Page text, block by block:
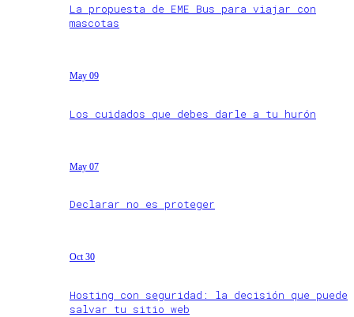
La propuesta de EME Bus para viajar con
mascotas
May 09
Los cuidados que debes darle a tu hurón
May 07
Declarar no es proteger
Oct 30
Hosting con seguridad: la decisión que puede
salvar tu sitio web